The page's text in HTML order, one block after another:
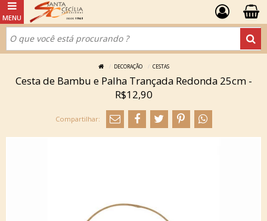
DECORAÇÃO CESTAS
Cesta de Bambu e Palha Trançada Redonda 25cm -
R$12,90